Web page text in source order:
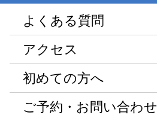
よくある質問
アクセス
初めての方へ
ご予約・お問い合わせ